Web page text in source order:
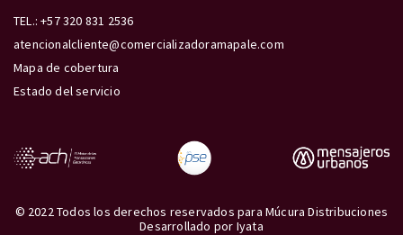
TEL.: +57 320 831 2536
atencionalcliente@comercializadoramapale.com
Mapa de cobertura
Estado del servicio
© 2022 Todos los derechos reservados para Múcura Distribuciones
Desarrollado por Iyata